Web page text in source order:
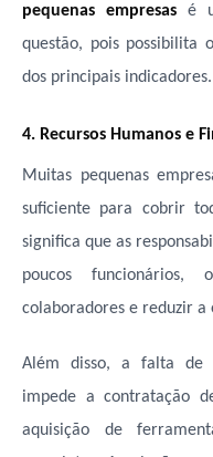
pequenas empresas é
questão, pois possibilita
dos principais indicadores.
4. Recursos Humanos e
Muitas pequenas
suficiente para cobrir
significa que as
poucos
colaboradores e reduzir a
Além disso, a falta de
impede a contratação
aquisição de